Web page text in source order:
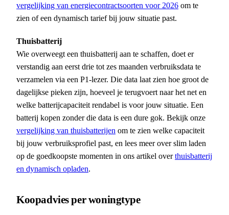
vergelijking van energiecontractsoorten voor 2026 om te
zien of een dynamisch tarief bij jouw situatie past.
Thuisbatterij
Wie overweegt een thuisbatterij aan te schaffen, doet er
verstandig aan eerst drie tot zes maanden verbruiksdata te
verzamelen via een P1-lezer. Die data laat zien hoe groot de
dagelijkse pieken zijn, hoeveel je terugvoert naar het net en
welke batterijcapaciteit rendabel is voor jouw situatie. Een
batterij kopen zonder die data is een dure gok. Bekijk onze
vergelijking van thuisbatterijen om te zien welke capaciteit
bij jouw verbruiksprofiel past, en lees meer over slim laden
op de goedkoopste momenten in ons artikel overthuisbatterij
en dynamisch opladen.
Koopadvies per woningtype